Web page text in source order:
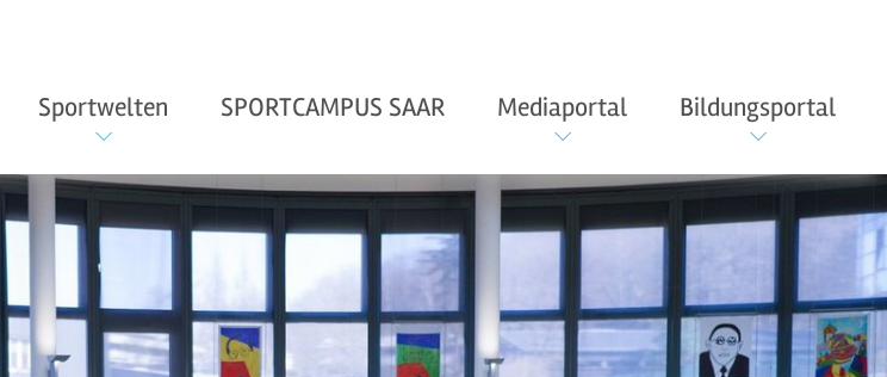
Sportwelten SPORTCAMPUS SAAR Mediaportal Bildungsportal